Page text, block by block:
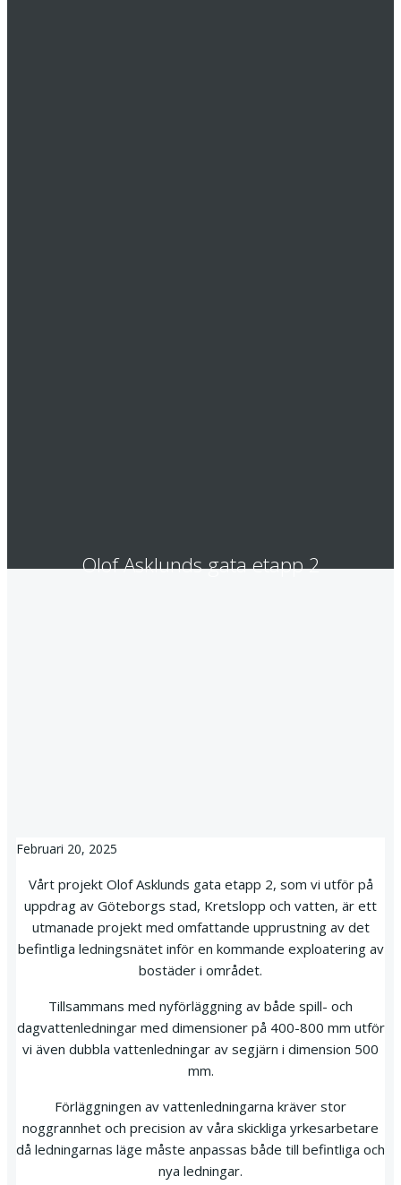
Olof Asklunds gata etapp 2
Februari 20, 2025
Vårt projekt Olof Asklunds gata etapp 2, som vi utför på
uppdrag av Göteborgs stad, Kretslopp och vatten, är ett
utmanade projekt med omfattande upprustning av det
befintliga ledningsnätet inför en kommande exploatering av
bostäder i området.
Tillsammans med nyförläggning av både spill- och
dagvattenledningar med dimensioner på 400-800 mm utför
vi även dubbla vattenledningar av segjärn i dimension 500
mm.
Förläggningen av vattenledningarna kräver stor
noggrannhet och precision av våra skickliga yrkesarbetare
då ledningarnas läge måste anpassas både till befintliga och
nya ledningar.